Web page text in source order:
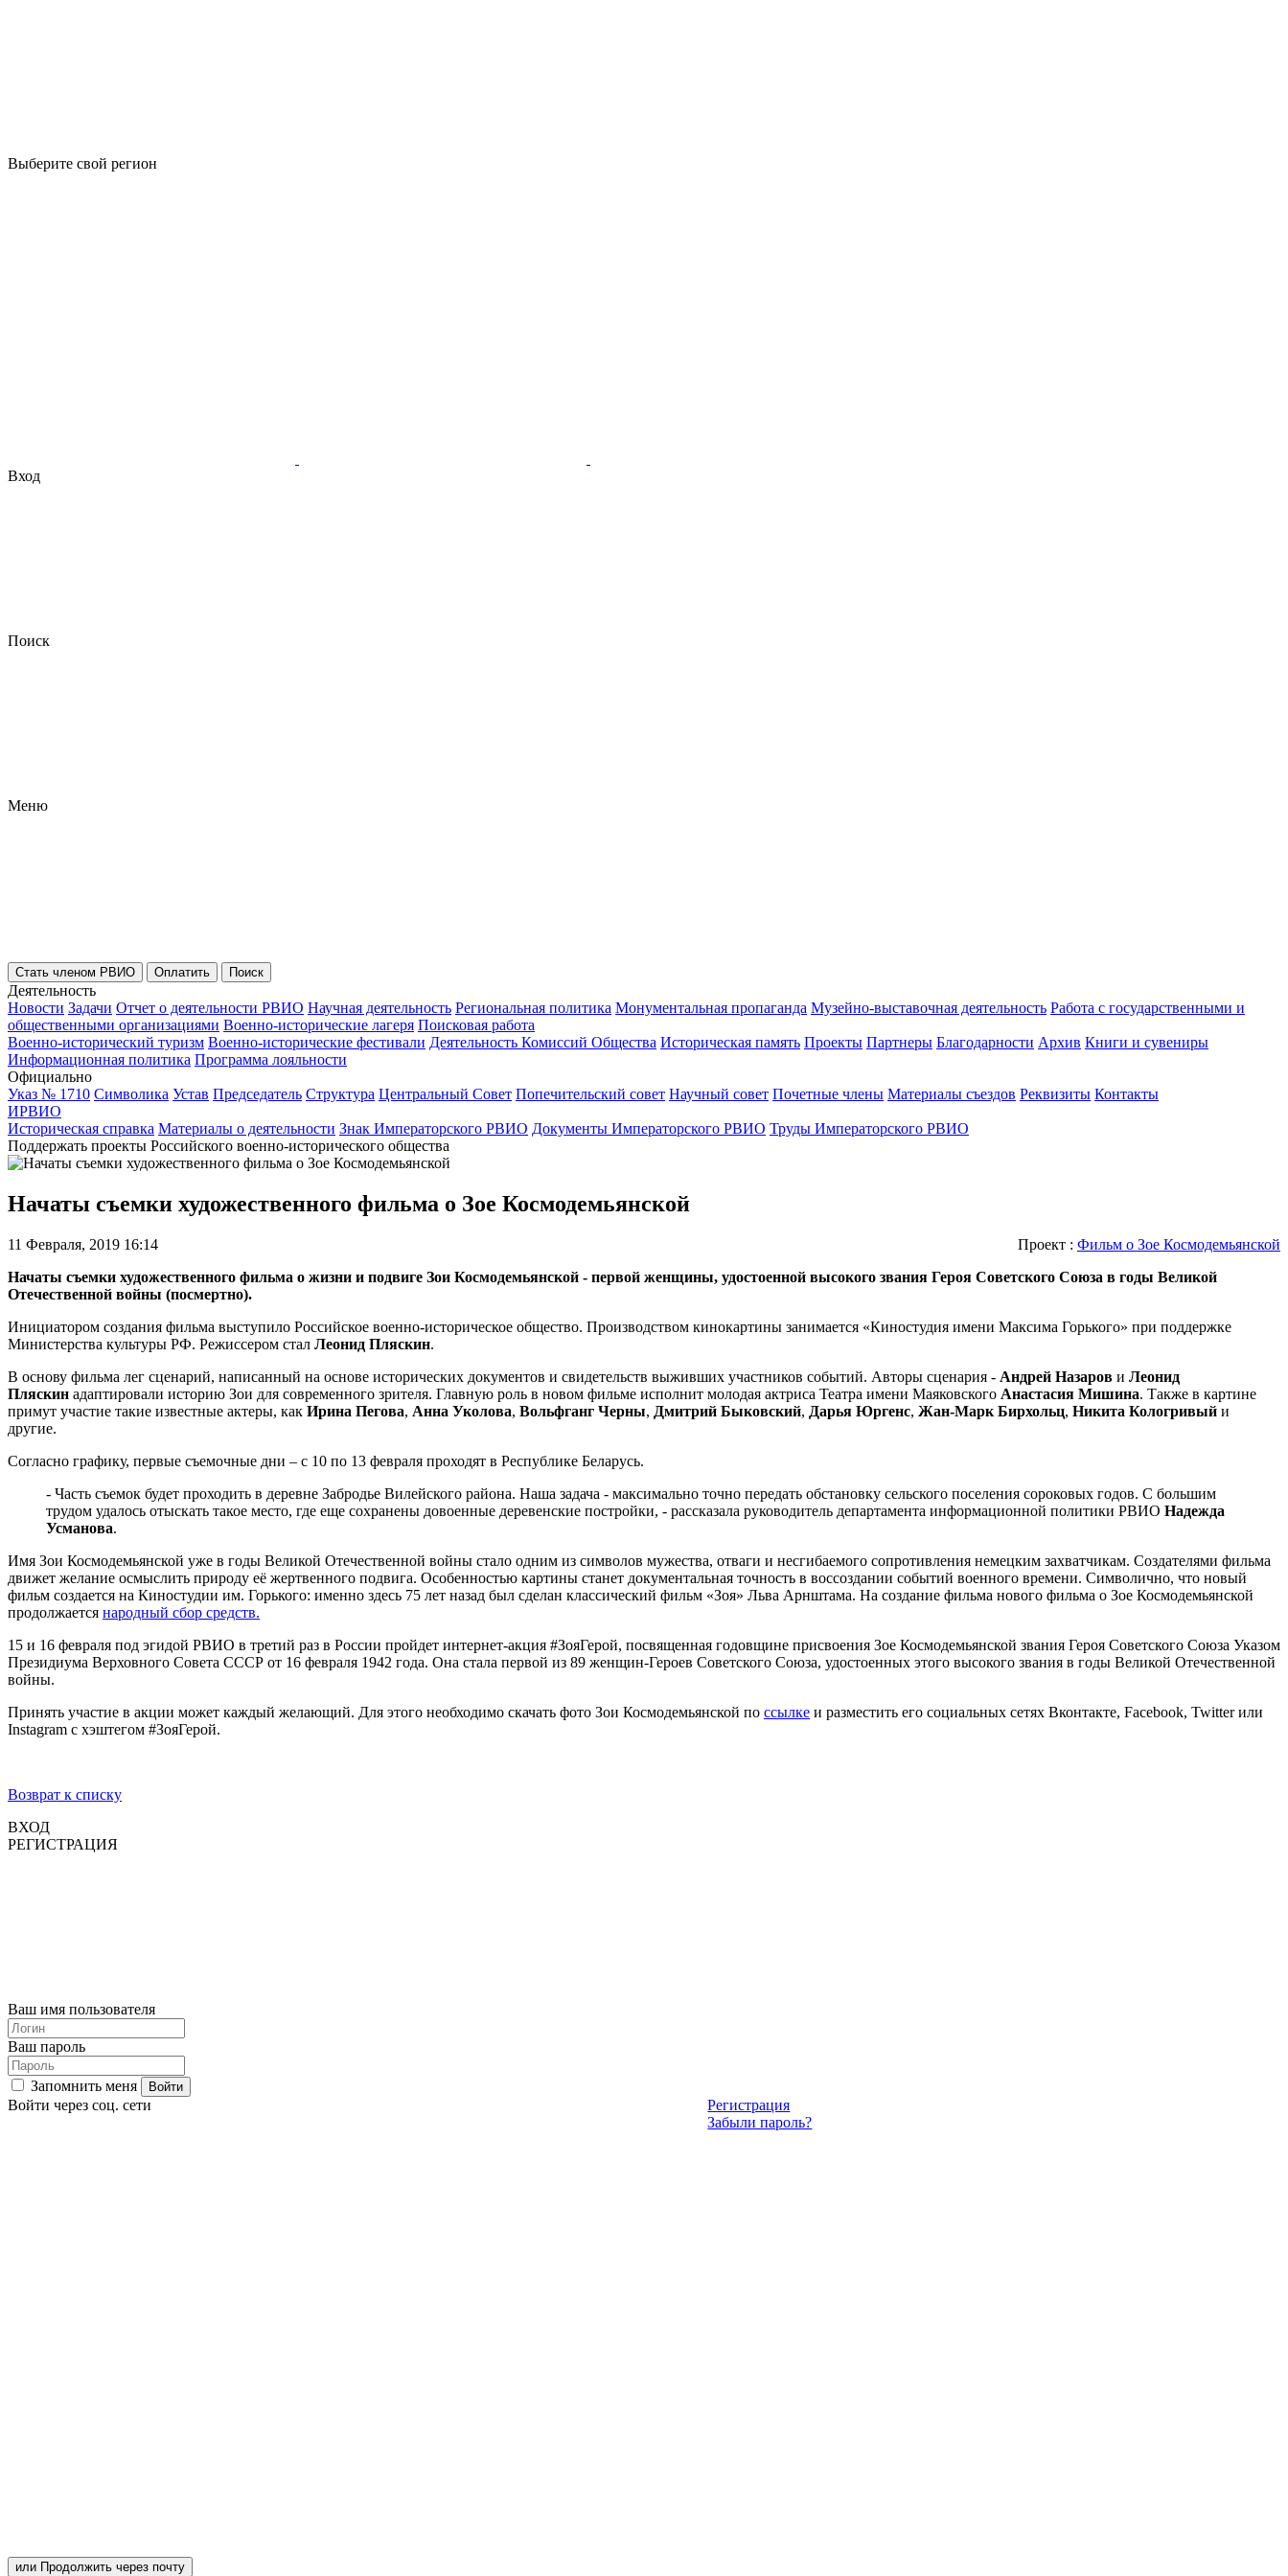
Выберите свой регион
Вход
Поиск
Меню
Стать членом РВИО Оплатить Поиск
Деятельность
Новости Задачи Отчет о деятельности РВИО Научная деятельность Региональная политика Монументальная пропаганда Музейно-выставочная деятельность Работа с государственными и
общественными организациями Военно-исторические лагеря Поисковая работа
Военно-исторический туризм Военно-исторические фестивали Деятельность Комиссий Общества Историческая память Проекты Партнеры Благодарности Архив Книги и сувениры
Информационная политика Программа лояльности
Официально
Указ № 1710 Символика Устав Председатель Структура Центральный Совет Попечительский совет Научный совет Почетные члены Материалы съездов Реквизиты Контакты
ИРВИО
Историческая справка Материалы о деятельности Знак Императорского РВИО Документы Императорского РВИО Труды Императорского РВИО
Поддержать проекты Российского военно-исторического общества
Начаты съемки художественного фильма о Зое Космодемьянской
11 Февраля, 2019 16:14 Проект : Фильм о Зое Космодемьянской
Начаты съемки художественного фильма о жизни и подвиге Зои Космодемьянской - первой женщины, удостоенной высокого звания Героя Советского Союза в годы Великой
Отечественной войны (посмертно).
Инициатором создания фильма выступило Российское военно-историческое общество. Производством кинокартины занимается «Киностудия имени Максима Горького» при поддержке
Министерства культуры РФ. Режиссером стал Леонид Пляскин.
В основу фильма лег сценарий, написанный на основе исторических документов и свидетельств выживших участников событий. Авторы сценария - Андрей Назаров и Леонид
Пляскин адаптировали историю Зои для современного зрителя. Главную роль в новом фильме исполнит молодая актриса Театра имени Маяковского Анастасия Мишина. Также в картине
примут участие такие известные актеры, как Ирина Пегова, Анна Уколова, Вольфганг Черны, Дмитрий Быковский, Дарья Юргенс, Жан-Марк Бирхольц, Никита Кологривый и
другие.
Согласно графику, первые съемочные дни – с 10 по 13 февраля проходят в Республике Беларусь.
- Часть съемок будет проходить в деревне Забродье Вилейского района. Наша задача - максимально точно передать обстановку сельского поселения сороковых годов. С большим
трудом удалось отыскать такое место, где еще сохранены довоенные деревенские постройки, - рассказала руководитель департамента информационной политики РВИО Надежда
Усманова.
Имя Зои Космодемьянской уже в годы Великой Отечественной войны стало одним из символов мужества, отваги и несгибаемого сопротивления немецким захватчикам. Создателями фильма
движет желание осмыслить природу её жертвенного подвига. Особенностью картины станет документальная точность в воссоздании событий военного времени. Символично, что новый
фильм создается на Киностудии им. Горького: именно здесь 75 лет назад был сделан классический фильм «Зоя» Льва Арнштама. На создание фильма нового фильма о Зое Космодемьянской
продолжается народный сбор средств.
15 и 16 февраля под эгидой РВИО в третий раз в России пройдет интернет-акция #ЗояГерой, посвященная годовщине присвоения Зое Космодемьянской звания Героя Советского Союза Указом
Президиума Верховного Совета СССР от 16 февраля 1942 года. Она стала первой из 89 женщин-Героев Советского Союза, удостоенных этого высокого звания в годы Великой Отечественной
войны.
Принять участие в акции может каждый желающий. Для этого необходимо скачать фото Зои Космодемьянской по ссылке и разместить его социальных сетях Вконтакте, Facebook, Twitter или
Instagram с хэштегом #ЗояГерой.
Возврат к списку
ВХОД
РЕГИСТРАЦИЯ
Ваш имя пользователя
Ваш пароль
Запомнить меня
Регистрация
Забыли пароль?
Войти через соц. сети
или Продолжить через почту